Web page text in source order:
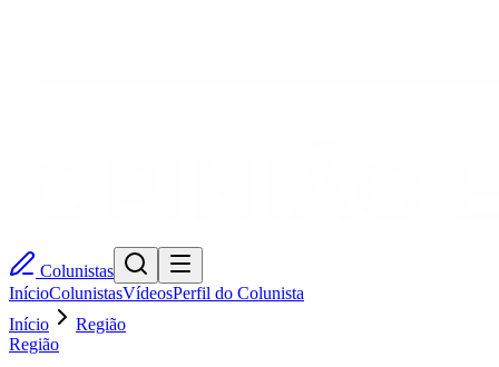
Colunistas
InícioColunistasVídeosPerfil do Colunista
Início
Região
Região